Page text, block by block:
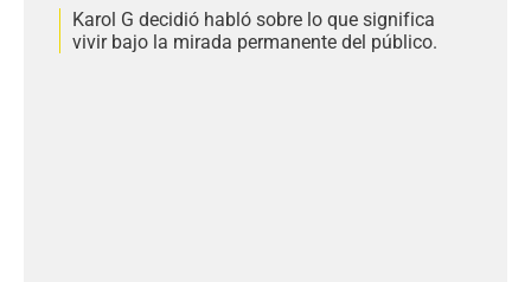
Karol G decidió habló sobre lo que significa
vivir bajo la mirada permanente del público.